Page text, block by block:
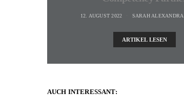
12. AUGUST 2022 SARAH ALEXANDRA
ARTIKEL LESEN
AUCH INTERESSANT: